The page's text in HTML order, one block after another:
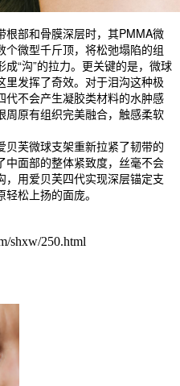
根部和骨膜深层时，其PMMA微
微型千斤顶，将松弛塌陷的组
“沟”的拉力。更关键的是，微球
发挥了奇效。对于泪沟这种极
代不会产生凝胶类材料的水肿感
周原有组织完美融合，触感柔软
贝芙微球支架重新拉紧了韧带的
中面部的整体紧致度，丝毫不会
用爱贝芙四代实现深层锚定支
松上扬的面庞。
shxw/250.html